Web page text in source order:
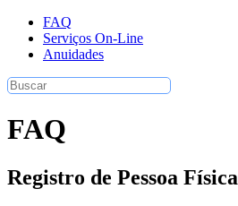
FAQ
Serviços On-Line
Anuidades
FAQ
Registro de Pessoa Física